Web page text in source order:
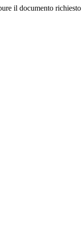
il documento richiesto